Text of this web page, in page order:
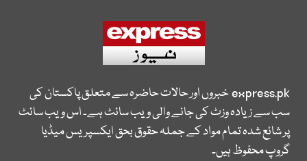
express.pkخبروں اور حالات حاضرہ سے متعلق پاکستان کی
سب سے زیادہ وزٹ کی جانے والی ویب سائٹ ہے۔ اس ویب سائٹ
پر شائع شدہ تمام مواد کے جملہ حقوق بحق ایکسپریس میڈیا
گروپ محفوظ ہیں۔